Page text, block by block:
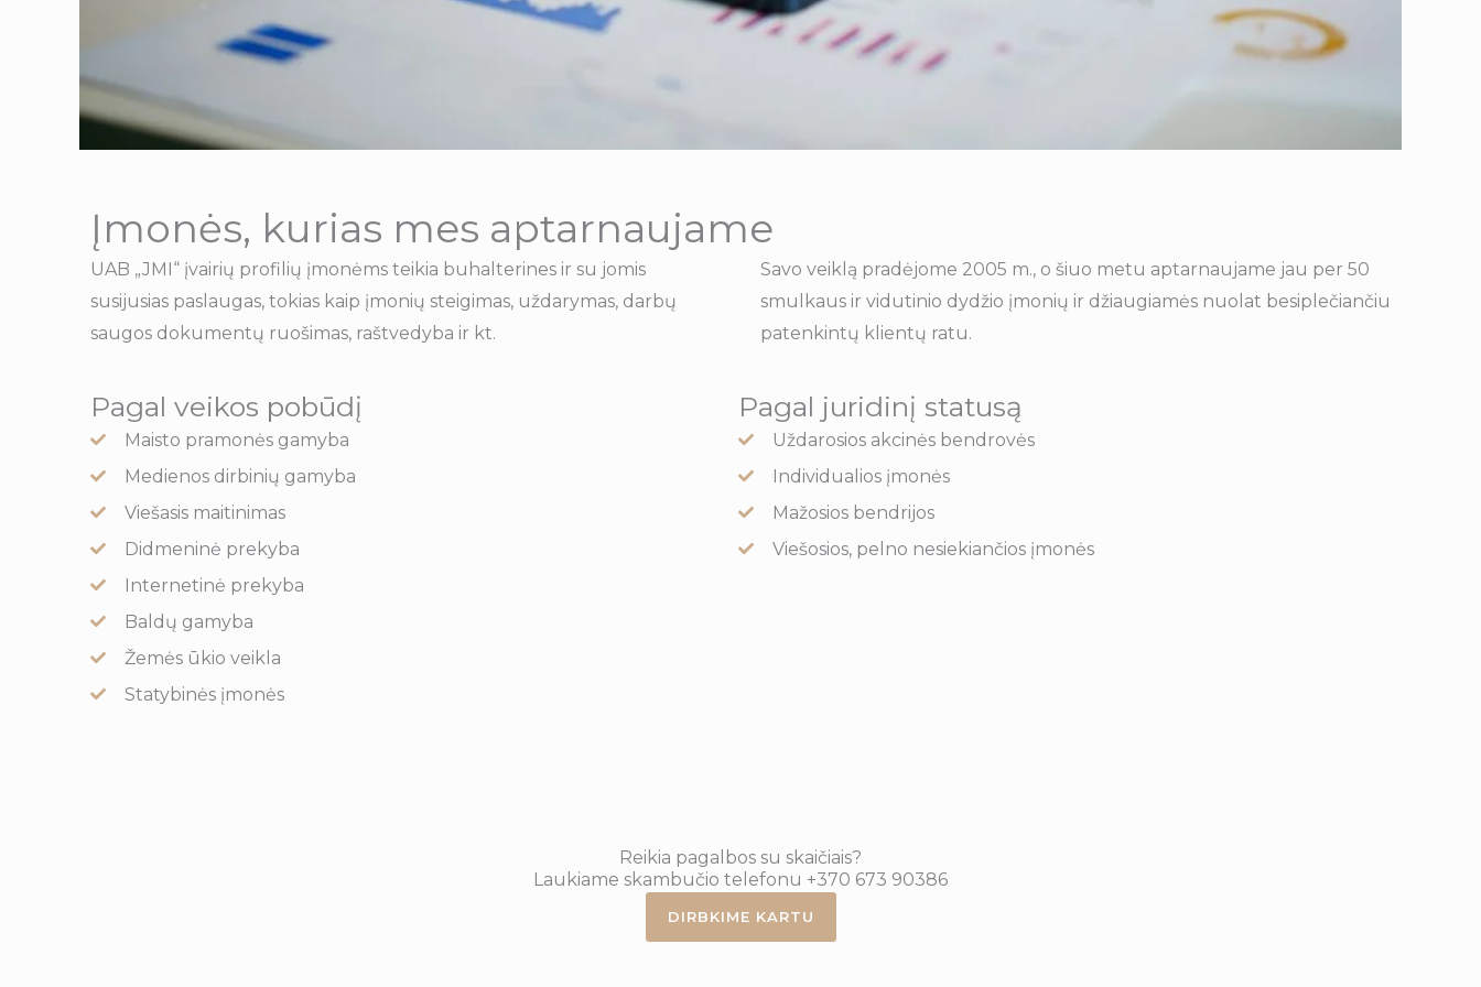
Įmonės, kurias mes aptarnaujame
UAB „JMI“ įvairių profilių įmonėms teikia buhalterines ir su jomis
susijusias paslaugas, tokias kaip įmonių steigimas, uždarymas, darbų
saugos dokumentų ruošimas, raštvedyba ir kt.
Savo veiklą pradėjome 2005 m., o šiuo metu aptarnaujame jau per 50
smulkaus ir vidutinio dydžio įmonių ir džiaugiamės nuolat besiplečiančiu
patenkintų klientų ratu.
Pagal veikos pobūdį
Maisto pramonės gamyba
Medienos dirbinių gamyba
Viešasis maitinimas
Didmeninė prekyba
Internetinė prekyba
Baldų gamyba
Žemės ūkio veikla
Statybinės įmonės
Pagal juridinį statusą
Uždarosios akcinės bendrovės
Individualios įmonės
Mažosios bendrijos
Viešosios, pelno nesiekiančios įmonės
Reikia pagalbos su skaičiais?
Laukiame skambučio telefonu +370 673 90386
DIRBKIME KARTU